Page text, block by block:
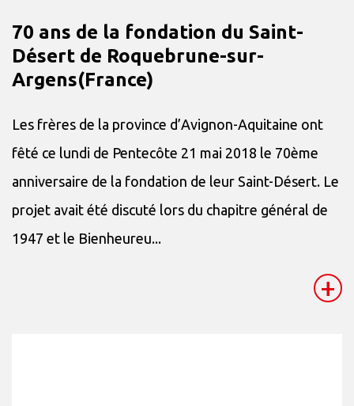
70 ans de la fondation du Saint-
Désert de Roquebrune-sur-
Argens(France)
Les frères de la province d’Avignon-Aquitaine ont
fêté ce lundi de Pentecôte 21 mai 2018 le 70ème
anniversaire de la fondation de leur Saint-Désert. Le
projet avait été discuté lors du chapitre général de
1947 et le Bienheureu...
+